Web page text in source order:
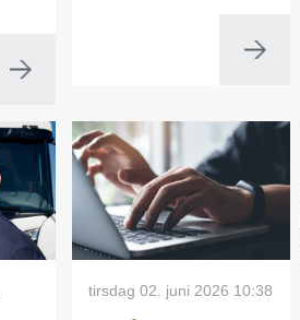
tirsdag 02. juni 2026 10:38